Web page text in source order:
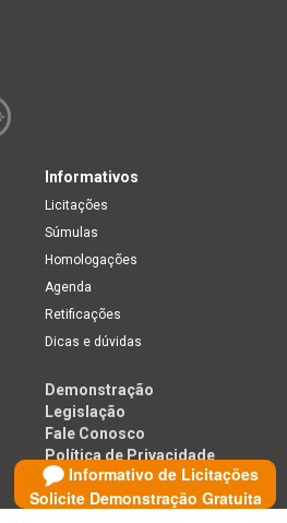
Informativo de Licitações
Solicite Demonstração Gratuita
Informativos
Licitações
Súmulas
Homologações
Agenda
Retificações
Dicas e dúvidas
Demonstração
Legislação
Fale Conosco
Política de Privacidade